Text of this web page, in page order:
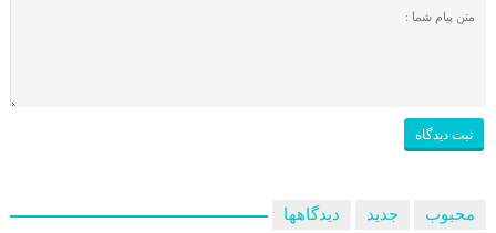
محبوب جدید دیدگاهها